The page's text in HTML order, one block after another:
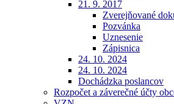
21. 9. 2017
Zverejňované
Pozvánka
Uznesenie
Zápisnica
24. 10. 2024
24. 10. 2024
Dochádzka poslancov
Rozpočet a záverečné účty